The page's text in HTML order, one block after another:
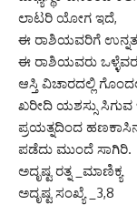
ಲಾಟರಿ ಯೋಗ ಇದೆ,
ಈ ರಾಶಿಯವರಿಗೆ
ಈ ರಾಶಿಯವರು
ಆಸ್ತಿ ವಿಚಾರದಲ್ಲಿ
ಖರೀದಿ ಯಶಸ್ಸು ಸಿಗುವ
ಪ್ರಯತ್ನದಿಂದ
ಪಡೆದು ಮುಂದೆ ಸಾಗಿರಿ.
ಅದೃಷ್ಟ ರತ್ನ _ಮಾಣಿಕ್ಯ
ಅದೃಷ್ಟ ಸಂಖ್ಯೆ _3,8